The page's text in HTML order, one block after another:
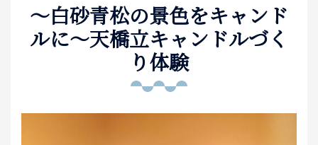
お土産
アクセス
～白砂青松の景色をキャンド
ルに～天橋立キャンドルづく
り体験